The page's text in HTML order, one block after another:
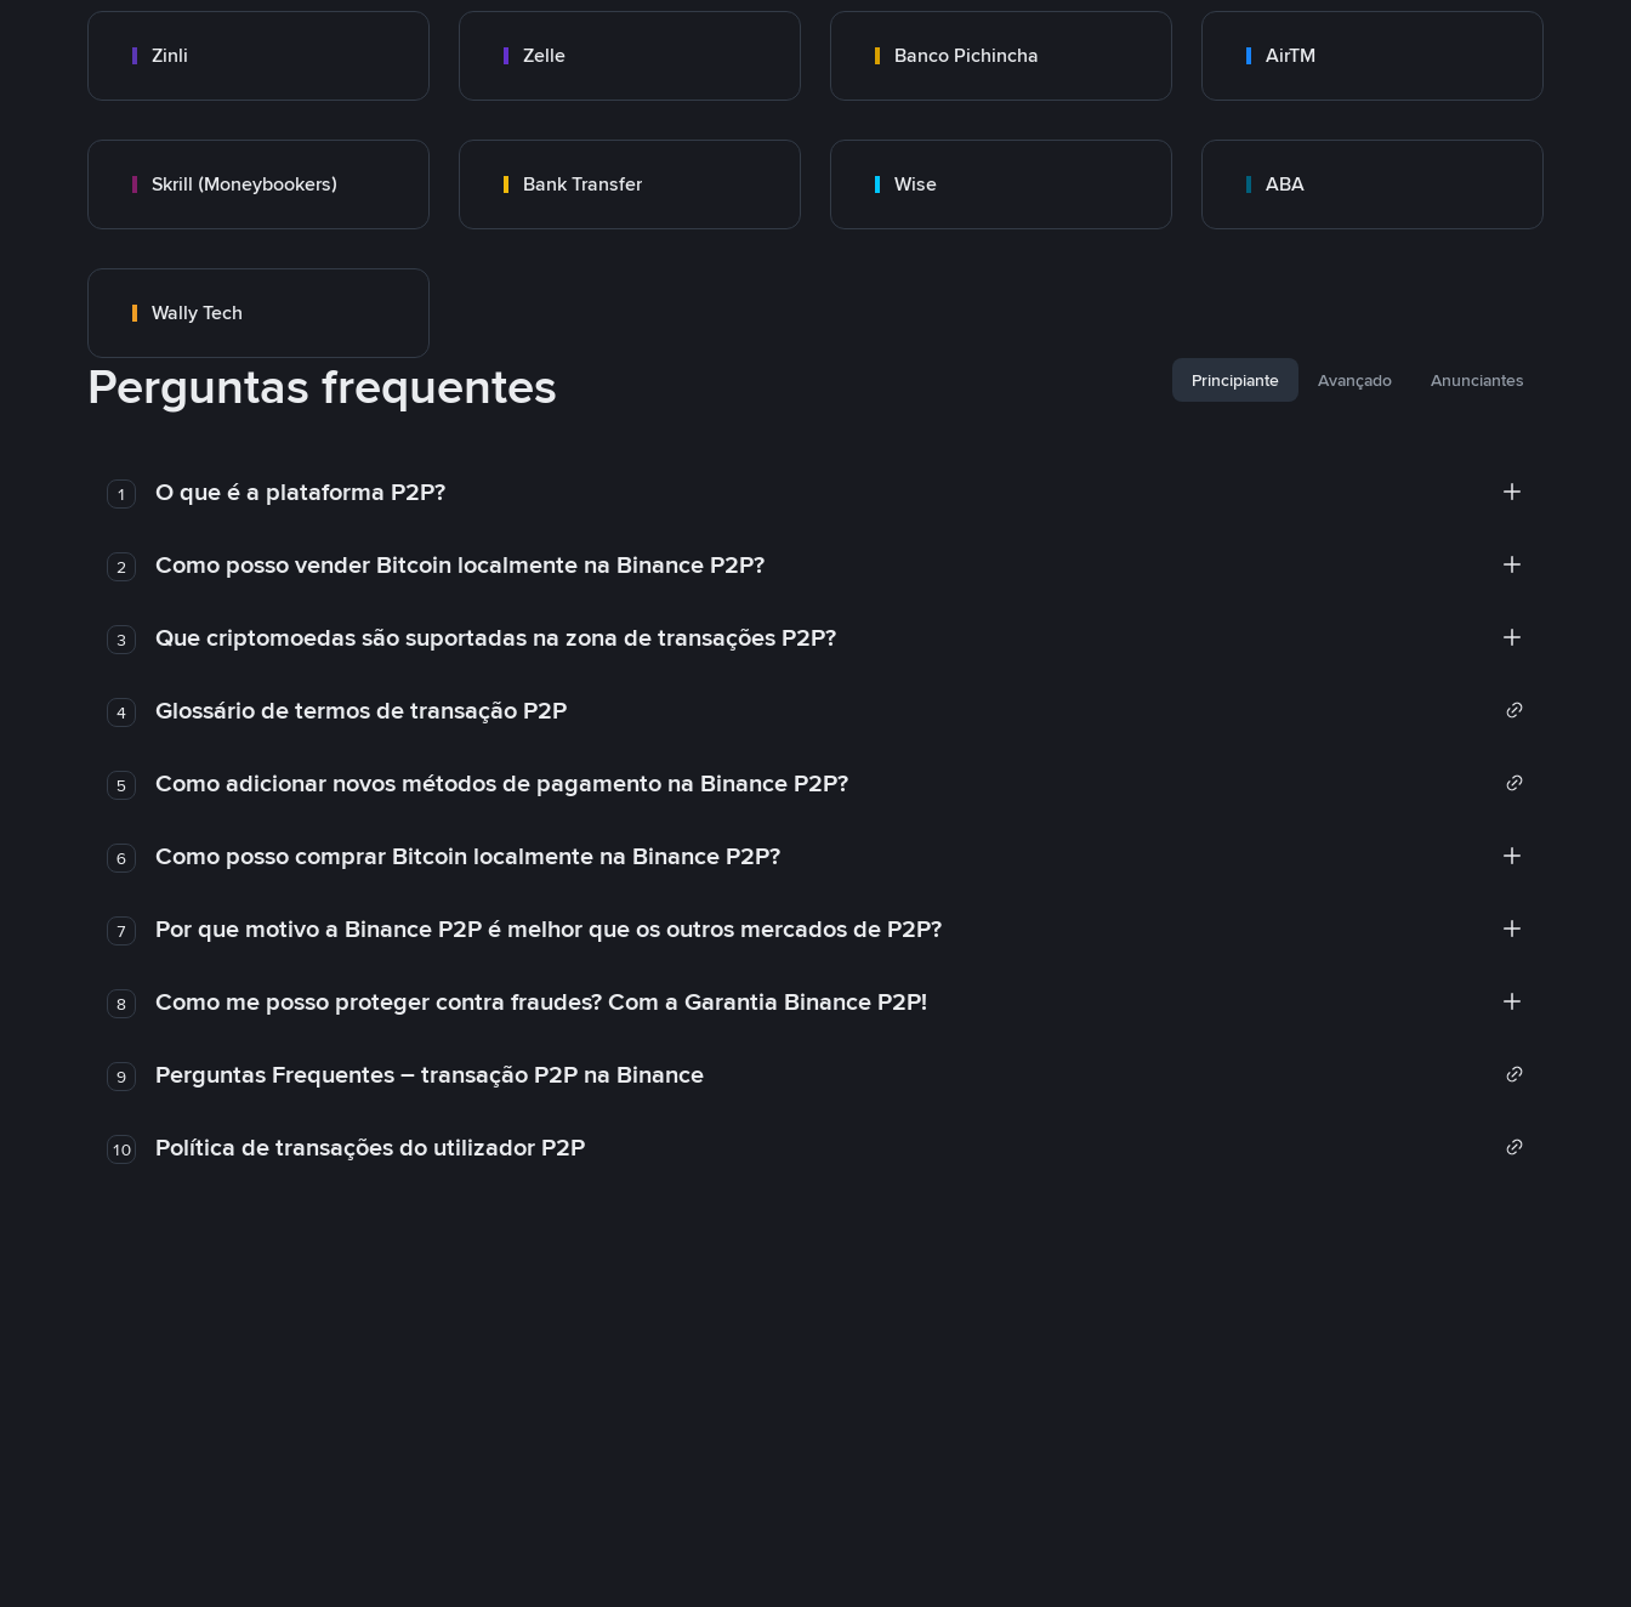
Zinli Zelle Banco Pichincha AirTM
Skrill (Moneybookers) Bank Transfer Wise ABA
Wally Tech
Perguntas frequentes Principiante Avançado Anunciantes
1 O que é a plataforma P2P?
2 Como posso vender Bitcoin localmente na Binance P2P?
3 Que criptomoedas são suportadas na zona de transações P2P?
4 Glossário de termos de transação P2P
5 Como adicionar novos métodos de pagamento na Binance P2P?
6 Como posso comprar Bitcoin localmente na Binance P2P?
7 Por que motivo a Binance P2P é melhor que os outros mercados de P2P?
8 Como me posso proteger contra fraudes? Com a Garantia Binance P2P!
9 Perguntas Frequentes – transação P2P na Binance
10 Política de transações do utilizador P2P